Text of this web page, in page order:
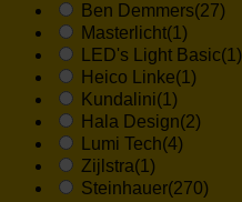
Ben Demmers(27)
Masterlicht(1)
LED's Light Basic(1)
Heico Linke(1)
Kundalini(1)
Hala Design(2)
Lumi Tech(4)
Zijlstra(1)
Steinhauer(270)